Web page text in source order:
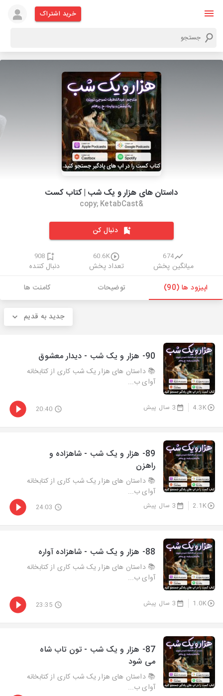
خرید اشتراک
داستان های هزار و یک شب | کتاب کست
&copy; KetabCast
دنبال کن
674
میانگین پخش
60.6K
تعداد پخش
908
دنبال کننده
اپیزود ها (90)
توضیحات کامنت ها
جدید به قدیم
90- هزار و يک شب - دیدار معشوق
📚 داستان های هزار یک شب کاری از کتابخانه
آوای ب...
4.3K 3 سال پیش 20:40
89- هزار و يک شب - شاهزاده و
راهزن
📚 داستان های هزار یک شب کاری از کتابخانه
آوای ب...
2.1K 3 سال پیش 24:03
88- هزار و يک شب - شاهزاده آواره
📚 داستان های هزار یک شب کاری از کتابخانه
آوای ب...
1.0K 3 سال پیش 23:35
87- هزار و يک شب - تون تاب شاه
می شود
📚 داستان های هزار یک شب کاری از کتابخانه
آوای ب...